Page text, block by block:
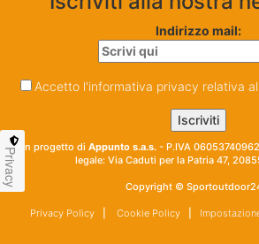
Indirizzo mail:
Accetto l'informativa privacy relativa
Un progetto di Appunto s.a.s. - P.IVA
legale: Via Caduti per la Patria 47,
Copyright ©
Privacy Policy| Cookie Policy|
Privacy